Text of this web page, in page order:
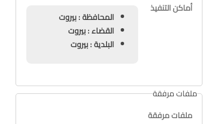
أماكن التنفيذ
المحافظة : بيروت
القضاء : بيروت
البلدية : بيروت
ملفات مرفقة
ملفات مرفقة